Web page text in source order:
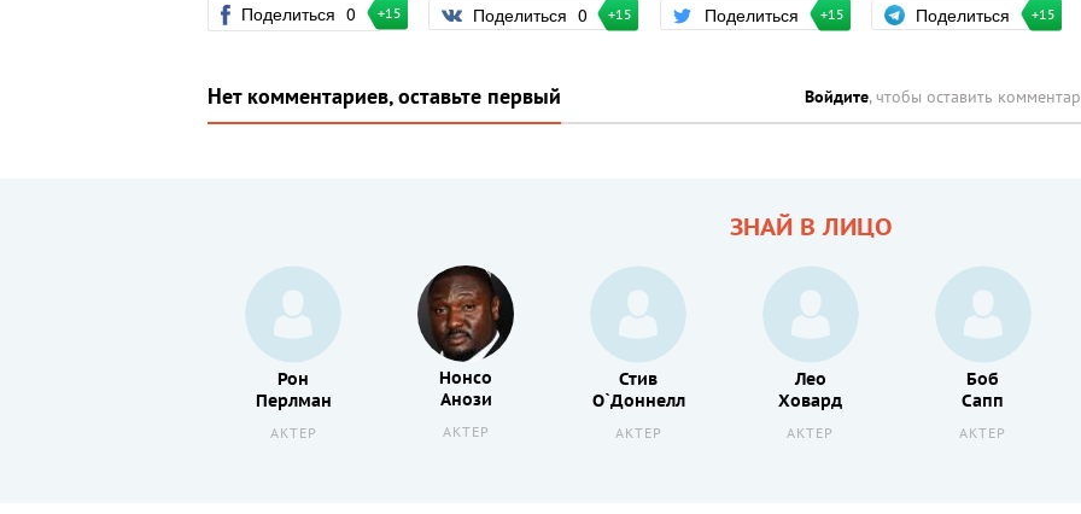
Поделиться 0 +15 Поделиться 0 +15 Поделиться +15 Поделиться +15
Нет комментариев, оставьте первый Войдите, чтобы оставить
ЗНАЙ В ЛИЦО
Рон
Перлман
АКТЕР
Нонсо
Анози
АКТЕР
Стив
О`Доннелл
АКТЕР
Лео
Ховард
АКТЕР
Боб
Сапп
АКТЕР